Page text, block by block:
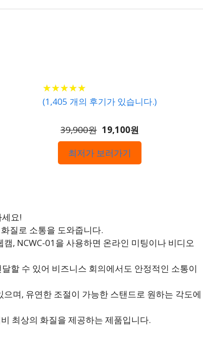
★★★★★
★★★★★
(1,405 개의 후기가 있습니다.)
39,900원 19,100원
최저가 보러가기
요!
질로 소통을 도와줍니다.
, NCWC-01을 사용하면 온라인 미팅이나 비디오
할 수 있어 비즈니스 회의에서도 안정적인 소통이
며, 유연한 조절이 가능한 스탠드로 원하는 각도에
최상의 화질을 제공하는 제품입니다.